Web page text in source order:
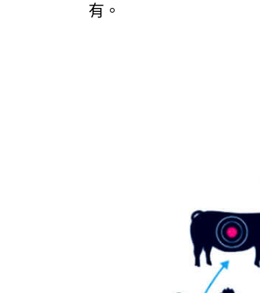
有。